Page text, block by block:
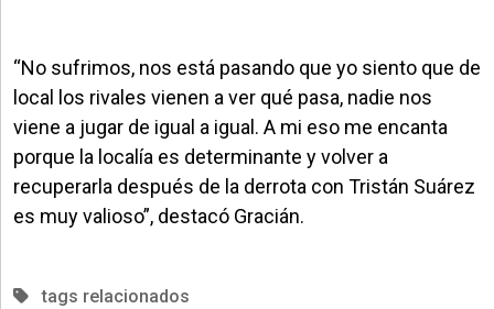
“No sufrimos, nos está pasando que yo siento que de
local los rivales vienen a ver qué pasa, nadie nos
viene a jugar de igual a igual. A mi eso me encanta
porque la localía es determinante y volver a
recuperarla después de la derrota con Tristán Suárez
es muy valioso”, destacó Gracián.
tags relacionados